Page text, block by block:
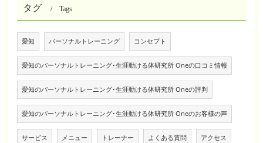
タグ Tags
愛知 パーソナルトレーニング コンセプト
愛知のパーソナルトレーニング･生涯動ける体研究所 Oneの口コミ情報
愛知のパーソナルトレーニング･生涯動ける体研究所 Oneの評判
愛知のパーソナルトレーニング･生涯動ける体研究所 Oneのお客様の声
サービス メニュー トレーナー よくある質問 アクセス